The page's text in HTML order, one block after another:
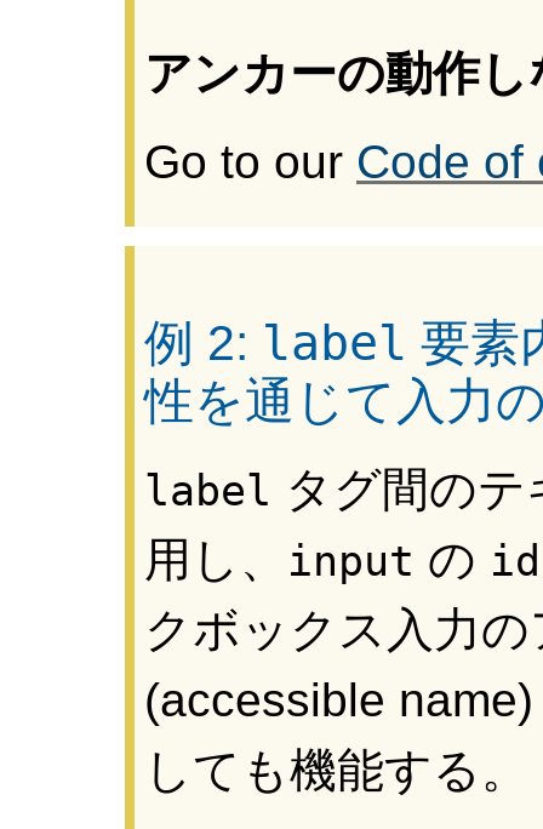
アンカーの動作
Go to our Code of
例 2: label 要素
性を通じて入力
label タグ間の
用し、 input の id
クボックス入力
(accessible
しても機能する。